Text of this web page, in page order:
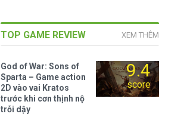
TOP GAME REVIEW XEM THÊM
9.4
score
God of War: Sons of
Sparta – Game action
2D vào vai Kratos
trước khi cơn thịnh nộ
trỗi dậy